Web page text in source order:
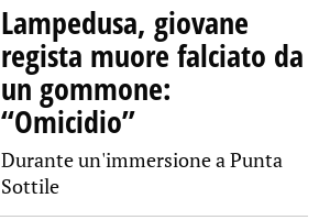
Lampedusa, giovane
regista muore falciato da
un gommone:
“Omicidio”
Durante un'immersione a Punta
Sottile